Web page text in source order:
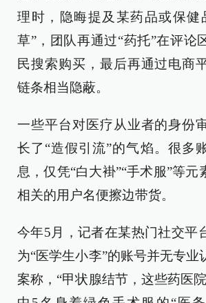
理时，隐晦提及某药品或保健
草”，团队再通过“药托”在评论
民搜索购买，最后再通过电商
链条相当隐蔽。
一些平台对医疗从业者的身份
长了“造假引流”的气焰。很多
息，仅凭“白大褂”“手术服”等元
相关的用户名便擦边带货。
今年5月，记者在某热门社交平
为“医学生小李”的账号并无专业
案称，“甲状腺结节，这些药医